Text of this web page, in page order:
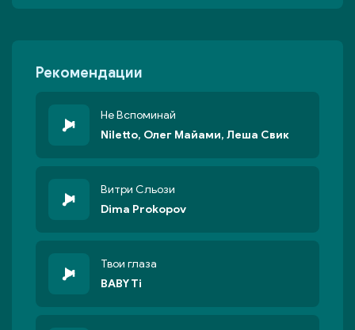
Рекомендации
Не Вспоминай
Niletto, Олег Майами, Леша Свик
Витри Сльози
Dima Prokopov
Твои глаза
BABY Ti